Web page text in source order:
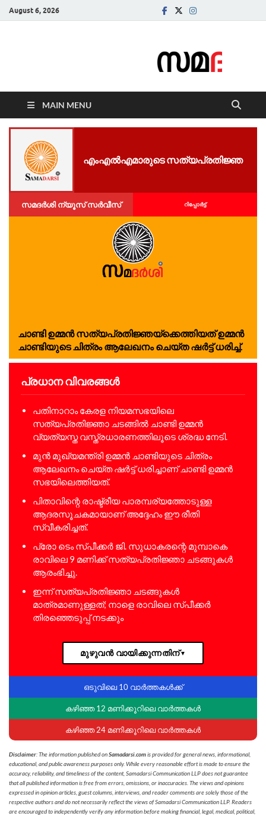
August 6, 2026
MAIN MENU
എം​എ​ൽ​എ​മാ​രു​ടെ സ​ത്യ​പ്ര​തി​ജ്ഞ
സമദർശി ന്യൂസ് സർവീസ് റിപ്പോര്‍ട്ട്
ചാ​ണ്ടി ഉ​മ്മ​ൻ സ​ത്യ​പ്ര​തി​ജ്ഞയ്ക്കെത്തിയത് ഉ​മ്മ​ൻ
ചാ​ണ്ടി​യു​ടെ ചി​ത്രം ആ​ലേ​ഖ​നം ചെ​യ്ത ഷ​ർ​ട്ട് ധ​രി​ച്ച്.
പ്രധാന വിവരങ്ങൾ
പതിനാറാം കേരള നിയമസഭയിലെ
സത്യപ്രതിജ്ഞാ ചടങ്ങിൽ ചാണ്ടി ഉമ്മൻ
വ്യത്യസ്ത വസ്ത്രധാരണത്തിലൂടെ ശ്രദ്ധ നേടി.
മുൻ മുഖ്യമന്ത്രി ഉമ്മൻ ചാണ്ടിയുടെ ചിത്രം
ആലേഖനം ചെയ്ത ഷർട്ട് ധരിച്ചാണ് ചാണ്ടി ഉമ്മൻ
സഭയിലെത്തിയത്.
പിതാവിന്റെ രാഷ്ട്രീയ പാരമ്പര്യത്തോടുള്ള
ആദരസൂചകമായാണ് അദ്ദേഹം ഈ രീതി
സ്വീകരിച്ചത്.
പ്രോ ടെം സ്പീക്കർ ജി. സുധാകരന്റെ മുമ്പാകെ
രാവിലെ 9 മണിക്ക് സത്യപ്രതിജ്ഞാ ചടങ്ങുകൾ
ആരംഭിച്ചു.
ഇന്ന് സത്യപ്രതിജ്ഞാ ചടങ്ങുകൾ
മാത്രമാണുള്ളത്; നാളെ രാവിലെ സ്പീക്കർ
തിരഞ്ഞെടുപ്പ് നടക്കും
മുഴുവൻ വായിക്കുന്നതിന്▼
ഒടുവിലെ 10 വാർത്തകൾക്ക്
കഴിഞ്ഞ 12 മണിക്കൂറിലെ വാർത്തകൾ
കഴിഞ്ഞ 24 മണിക്കൂറിലെ വാർത്തകൾ
Disclaimer: The information published onSamadarsi.comis provided for general news, informational,
educational, and public awareness purposes only. While every reasonable effort is made to ensure the
accuracy, reliability, and timeliness of the content, Samadarsi Communication LLP does not guarantee
that all published information is free from errors, omissions, or inaccuracies. The views and opinions
expressed in opinion articles, guest columns, interviews, and reader comments are solely those of the
respective authors and do not necessarily reflect the views of Samadarsi Communication LLP. Readers
are encouraged to independently verify any information before making financial, legal, medical, political,